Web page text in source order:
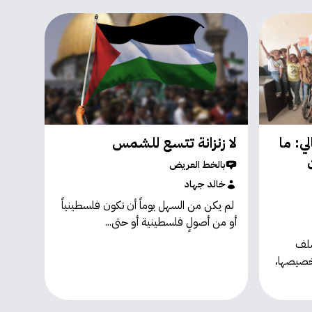
ما
للملف
لا زنزانة تتسع للشمس
بالخط العريض
خالد جهاد
لم يكن من السهل يوماً أن تكون فلسطينياً
أو من أصولٍ فلسطينية أو حتى...